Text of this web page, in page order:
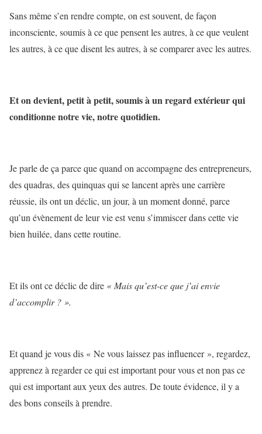
Sans même s’en rendre compte, on est souvent, de façon
inconsciente, soumis à ce que pensent les autres, à ce que veulent
les autres, à ce que disent les autres, à se comparer avec les autres.
Et on devient, petit à petit, soumis à un regard extérieur qui
conditionne notre vie, notre quotidien.
Je parle de ça parce que quand on accompagne des entrepreneurs,
des quadras, des quinquas qui se lancent après une carrière
réussie, ils ont un déclic, un jour, à un moment donné, parce
qu’un évènement de leur vie est venu s’immiscer dans cette vie
bien huilée, dans cette routine.
Et ils ont ce déclic de dire « Mais qu’est-ce que j’ai envie
d’accomplir ? ».
Et quand je vous dis « Ne vous laissez pas influencer », regardez,
apprenez à regarder ce qui est important pour vous et non pas ce
qui est important aux yeux des autres. De toute évidence, il y a
des bons conseils à prendre.